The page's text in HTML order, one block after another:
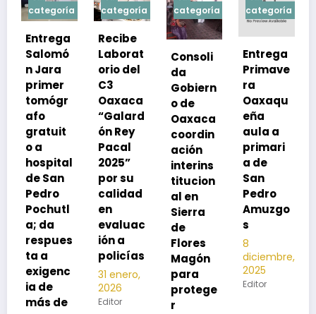
categoría
Recibe
Laborat
orio del
C3
Oaxaca
“Galard
ón Rey
Pacal
2025”
por su
calidad
en
evaluac
ión a
policías
31 enero,
2026
Editor
categoría
Consoli
da
Gobiern
o de
Oaxaca
coordin
ación
interins
titucion
al en
Sierra
de
Flores
Magón
para
protege
r
categoría
Entrega
Primave
ra
Oaxaqu
eña
aula a
primari
a de
San
Pedro
Amuzgo
s
8
diciembre,
2025
Editor
categoría
Exhorta
SSO a
vacuna
rse de
neumoc
oco
para
preveni
r la
neumon
ía
2025
Editor